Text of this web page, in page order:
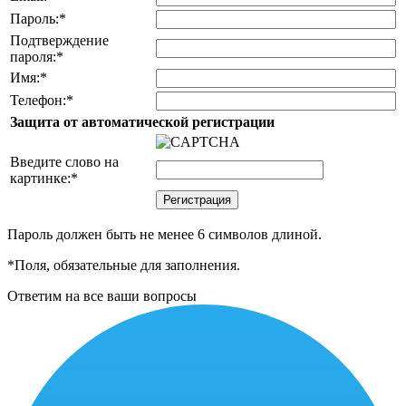
Пароль:*
Подтверждение
пароля:*
Имя:*
Телефон:*
Защита от автоматической регистрации
Введите слово на
картинке:*
Пароль должен быть не менее 6 символов длиной.
*Поля, обязательные для заполнения.
Ответим на все ваши вопросы